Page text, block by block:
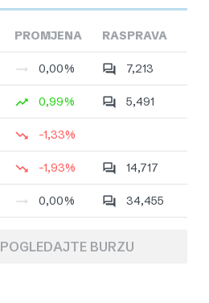
PROMJENA RASPRAVA
0,00% 7,213
0,99% 5,491
-1,33%
-1,93% 14,717
0,00% 34,455
POGLEDAJTE BURZU